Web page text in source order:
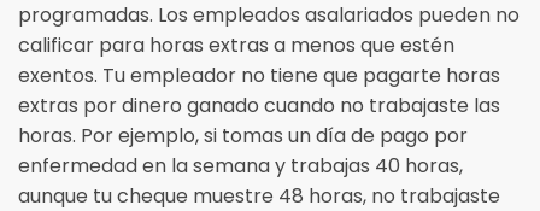
programadas. Los empleados asalariados pueden no
calificar para horas extras a menos que estén
exentos. Tu empleador no tiene que pagarte horas
extras por dinero ganado cuando no trabajaste las
horas. Por ejemplo, si tomas un día de pago por
enfermedad en la semana y trabajas 40 horas,
aunque tu cheque muestre 48 horas, no trabajaste